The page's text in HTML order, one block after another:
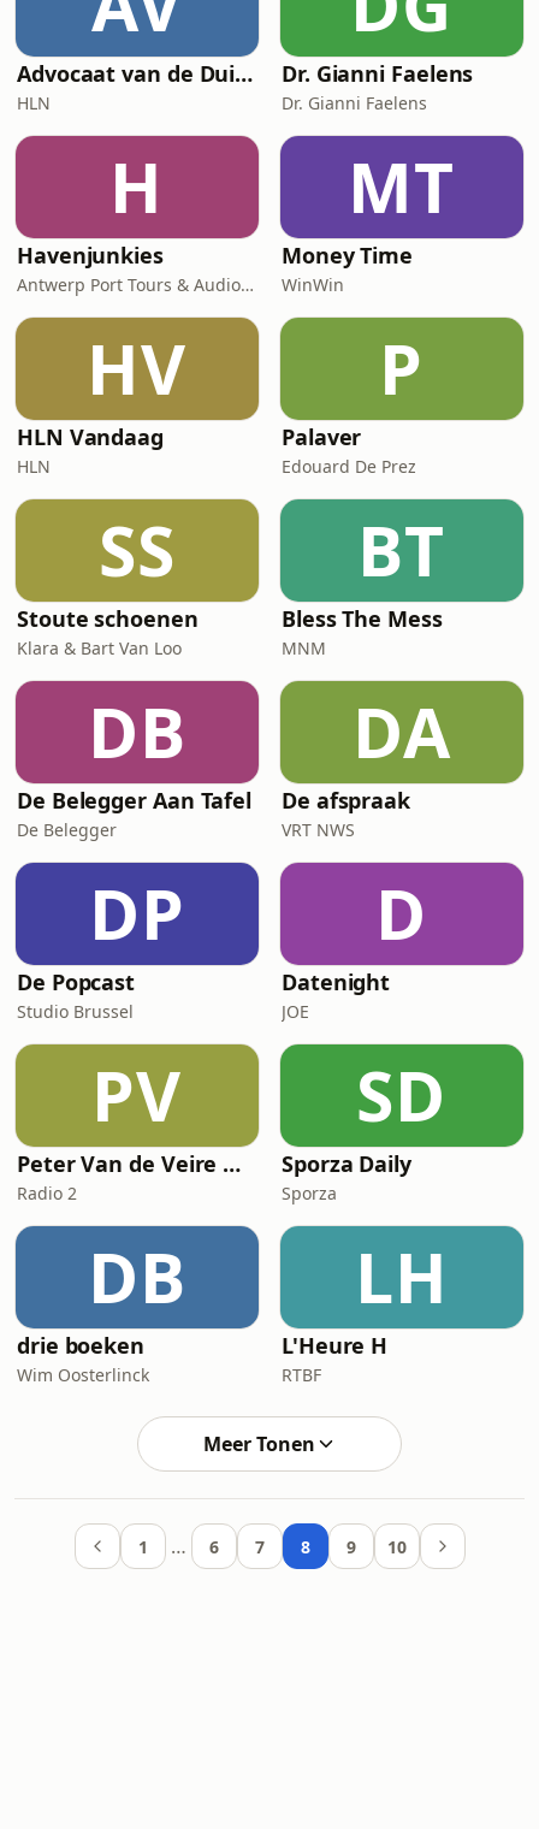
Advocaat van de Duivel
HLN
Dr. Gianni Faelens
Dr. Gianni Faelens
H
Havenjunkies
Antwerp Port Tours & Audiokop
MT
Money Time
WinWin
HV
HLN Vandaag
HLN
P
Palaver
Edouard De Prez
SS
Stoute schoenen
Klara & Bart Van Loo
BT
Bless The Mess
MNM
DB
De Belegger Aan Tafel
De Belegger
DA
De afspraak
VRT NWS
DP
De Popcast
Studio Brussel
D
Datenight
JOE
PV
Peter Van de Veire & De Zandloper
Radio 2
SD
Sporza Daily
Sporza
DB
drie boeken
Wim Oosterlinck
LH
L'Heure H
RTBF
Meer Tonen
1 … 6 7 8 9 10